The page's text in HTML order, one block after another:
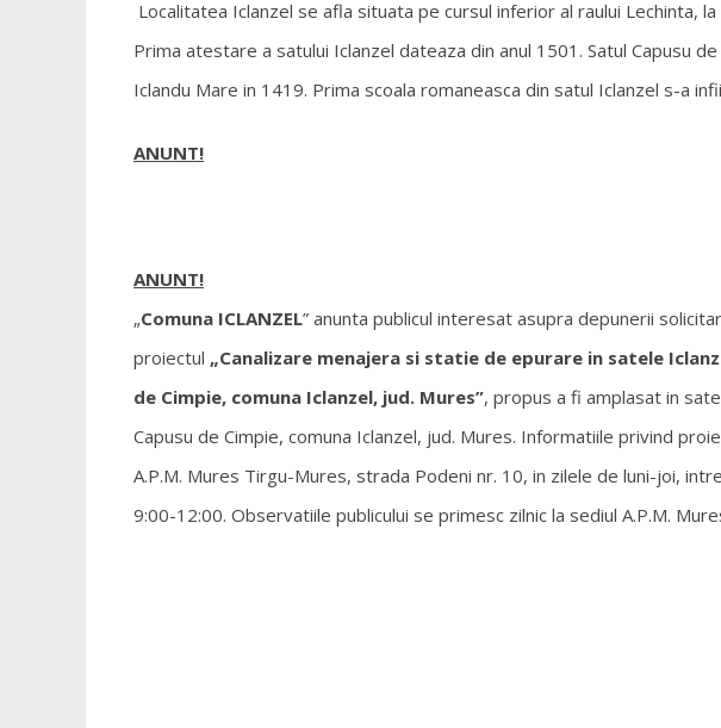
Localitatea Iclanzel se afla situata pe cursul inferior al raului Lechinta,
Prima atestare a satului Iclanzel dateaza din anul 1501. Satul Capusu
Iclandu Mare in 1419. Prima scoala romaneasca din satul Iclanzel s-a
ANUNT!
ANUNT!
„Comuna ICLANZEL” anunta publicul interesat asupra depunerii
proiectul „Canalizare menajera si statie de epurare in satele
de Cimpie, comuna Iclanzel, jud. Mures”, propus a fi amplasat in
Capusu de Cimpie, comuna Iclanzel, jud. Mures. Informatiile privind
A.P.M. Mures Tirgu-Mures, strada Podeni nr. 10, in zilele de luni-joi,
9:00-12:00. Observatiile publicului se primesc zilnic la sediul A.P.M.